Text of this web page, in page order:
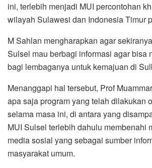
ini, terlebih menjadi MUI percontohan
wilayah Sulawesi dan Indonesia Timur
M Sahlan mengharapkan agar
Sulsel mau berbagi informasi agar bisa
bagi lembaganya untuk kemajuan di
Menanggapi hal tersebut, Prof
apa saja program yang telah dilakukan
selama masa ini, di antara yang
MUI Sulsel terlebih dahulu membenahi
media sosial yang sebagai sumber
masyarakat umum.